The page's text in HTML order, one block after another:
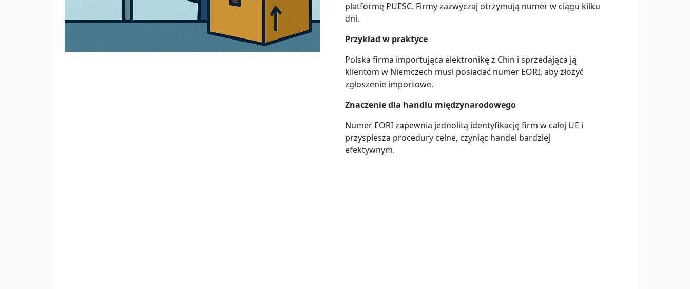
platformę PUESC. Firmy zazwyczaj otrzymują numer w ciągu kilku
dni.
Przykład w praktyce
Polska firma importująca elektronikę z Chin i sprzedająca ją
klientom w Niemczech musi posiadać numer EORI, aby złożyć
zgłoszenie importowe.
Znaczenie dla handlu międzynarodowego
Numer EORI zapewnia jednolitą identyfikację firm w całej UE i
przyspiesza procedury celne, czyniąc handel bardziej
efektywnym.